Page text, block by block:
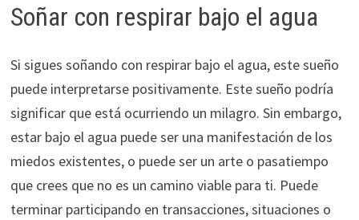
Soñar con respirar bajo el agua
Si sigues soñando con respirar bajo el agua, este sueño
puede interpretarse positivamente. Este sueño podría
significar que está ocurriendo un milagro. Sin embargo,
estar bajo el agua puede ser una manifestación de los
miedos existentes, o puede ser un arte o pasatiempo
que crees que no es un camino viable para ti. Puede
terminar participando en transacciones, situaciones o